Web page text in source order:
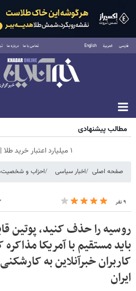
فارسی العربية English تماس با ما درباره ما
جمعه ۱۶ مرداد ۱۴۰۵
مطالب پیشنهادی
۱ میلیارد اعتبار خرید طلا | بدون ضامن و چک
صفحه اصلی اخبار سیاسی احزاب و
۹ نفر ۲۳
روسیه را حذف کنید، پوتین
باید مستقیم با آمریکا
کاربران خبرآنلاین به
ایران